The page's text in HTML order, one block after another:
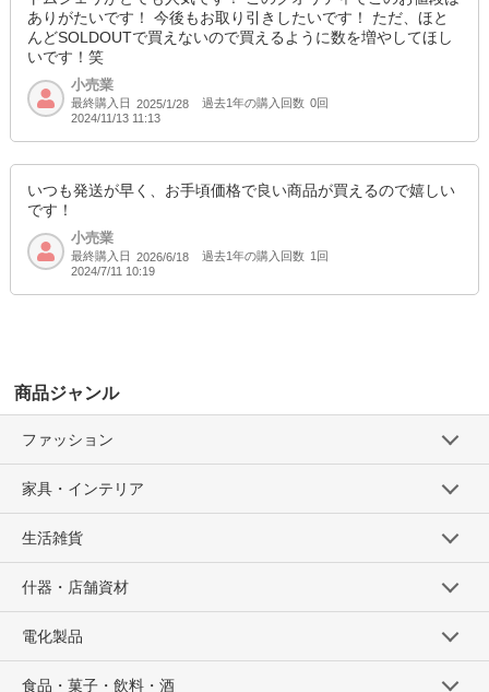
8-4ブラック/A160cm
参考上代
SD品番：12166279S24
参考上代
SD品番：12166279S26
8-5グレー/B130cm
参考上代 オープンプライス
卸価格は会員のみ公開
8-5グレー/B140cm
ありがたいです！ 今後もお取り引きしたいです！ ただ、ほと
んどSOLDOUTで買えないので買えるように数を増やしてほし
いです！笑
小売業
最終購入日 2025/1/28 過去1年の購入回数 0回
2024/11/13 11:13
いつも発送が早く、お手頃価格で良い商品が買えるので嬉しい
です！
小売業
最終購入日 2026/6/18 過去1年の購入回数 1回
2024/7/11 10:19
商品ジャンル
ファッション
家具・インテリア
生活雑貨
什器・店舗資材
電化製品
食品・菓子・飲料・酒